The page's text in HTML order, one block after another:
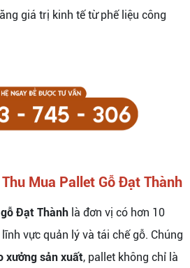
giá trị kinh tế từ phế liệu công
Mua Pallet Gỗ Đạt Thành
Đạt Thành là đơn vị có hơn 10
vực quản lý và tái chế gỗ. Chúng
xưởng sản xuất, pallet không chỉ là